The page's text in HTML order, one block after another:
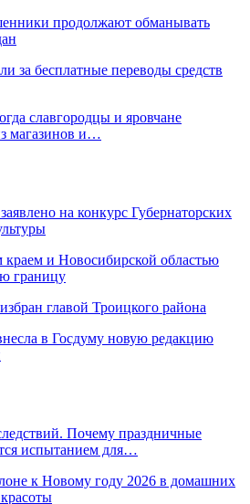
продолжают обманывать
за бесплатные переводы средств
славгородцы и яровчане
магазинов и…
на конкурс Губернаторских
и Новосибирской областью
границу
главой Троицкого района
в Госдуму новую редакцию
Почему праздничные
испытанием для…
к Новому году 2026 в домашних